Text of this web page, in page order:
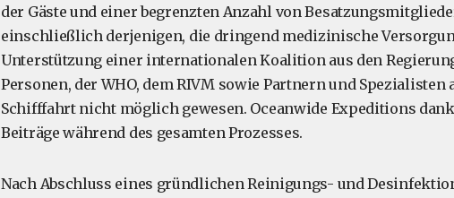
der Gäste und einer begrenzten Anzahl von
einschließlich derjenigen, die dringend medizinische
Unterstützung einer internationalen Koalition aus den
Personen, der WHO, dem RIVM sowie Partnern und
Schifffahrt nicht möglich gewesen. Oceanwide Expeditions
Beiträge während des gesamten Prozesses.
Nach Abschluss eines gründlichen Reinigungs- und